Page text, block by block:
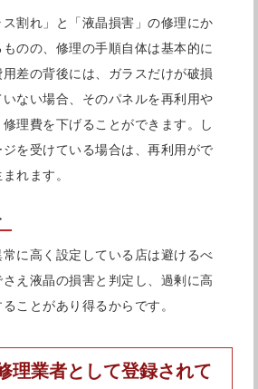
6427-9896
休
舗詳細を確認する
Googleマップで見る
割れ」と「液晶損害」の修理にか
のの、修理の手順自体は基本的に
差の背後には、ガラスだけが破損
ない場合、そのパネルを再利用や
理費を下げることができます。し
を受けている場合は、再利用がで
れます。
に高く設定している店は避けるべ
え液晶の損害と判定し、過剰に高
ことがあり得るからです。
理業者として登録されて